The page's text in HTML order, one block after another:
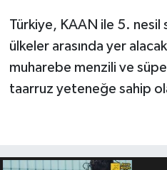
Türkiye, KAAN ile 5. nesil
ülkeler arasında yer
muharebe menzili ve
taarruz yeteneğe sahip